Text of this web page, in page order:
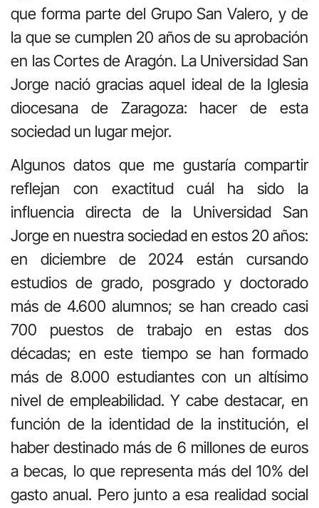
que forma parte del Grupo San Valero, y de
la que se cumplen 20 años de su aprobación
en las Cortes de Aragón. La Universidad San
Jorge nació gracias aquel ideal de la Iglesia
diocesana de Zaragoza: hacer de esta
sociedad un lugar mejor.
Algunos datos que me gustaría compartir
reflejan con exactitud cuál ha sido la
influencia directa de la Universidad San
Jorge en nuestra sociedad en estos 20 años:
en diciembre de 2024 están cursando
estudios de grado, posgrado y doctorado
más de 4.600 alumnos; se han creado casi
700 puestos de trabajo en estas dos
décadas; en este tiempo se han formado
más de 8.000 estudiantes con un altísimo
nivel de empleabilidad. Y cabe destacar, en
función de la identidad de la institución, el
haber destinado más de 6 millones de euros
a becas, lo que representa más del 10% del
gasto anual. Pero junto a esa realidad social